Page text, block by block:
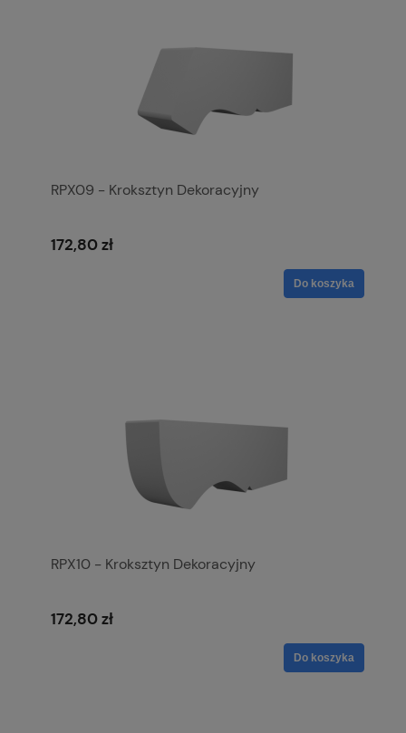
RPX09 - Kroksztyn Dekoracyjny
172,80 zł
Do koszyka
RPX10 - Kroksztyn Dekoracyjny
172,80 zł
Do koszyka